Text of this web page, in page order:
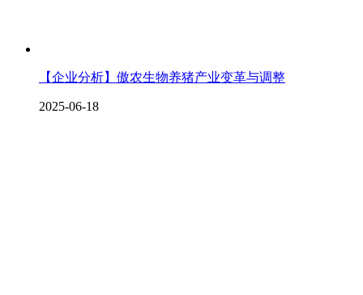
【企业分析】傲农生物养猪产业变革与调整
2025-06-18